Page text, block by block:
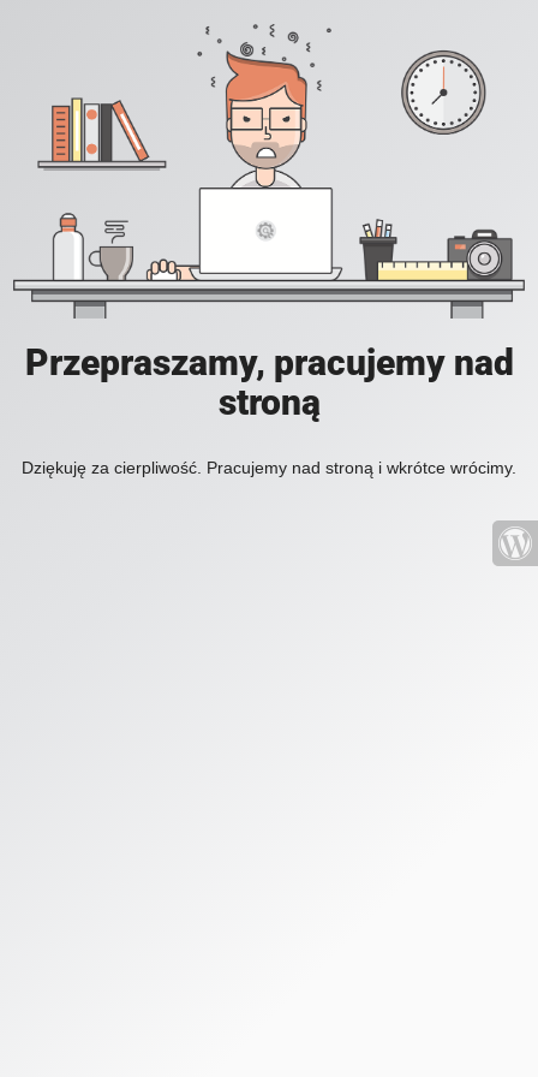
Przepraszamy, pracujemy nad
stroną
Dziękuję za cierpliwość. Pracujemy nad stroną i wkrótce wrócimy.